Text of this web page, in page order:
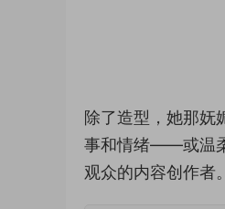
除了造型，她那妩
事和情绪——或温
观众的内容创作者。